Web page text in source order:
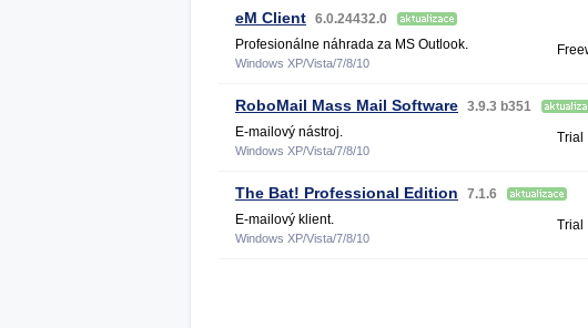
eM Client 6.0.24432.0
Profesionálne náhrada za MS Outlook.
Windows XP/Vista/7/8/10
RoboMail Mass Mail Software 3.9.3 b351
E-mailový nástroj.
Windows XP/Vista/7/8/10
Trial
The Bat! Professional Edition
7.1.6
E-mailový klient.
Windows XP/Vista/7/8/10
Trial